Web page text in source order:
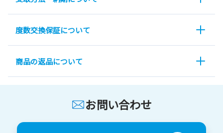
度数交換保証について
商品の返品について
お問い合わせ